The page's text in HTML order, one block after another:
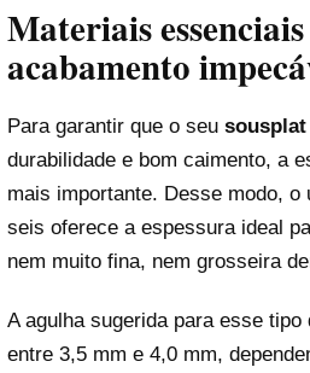
Reproduzir vídeo
Materiais
acabamento
Para garantir que o seu
durabilidade e bom caimento, a
mais importante. Desse modo, o
seis oferece a espessura ideal
nem muito fina, nem grosseira
A agulha sugerida para esse
entre 3,5 mm e 4,0 mm,